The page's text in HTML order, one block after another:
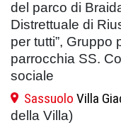
del parco di
Distrettuale di
per tutti”, Gruppo
parrocchia SS.
sociale
Sassuolo Villa
della Villa)